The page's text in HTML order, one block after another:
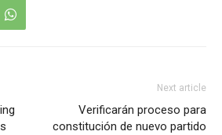
Next article
Verificarán proceso para
constitución de nuevo partido